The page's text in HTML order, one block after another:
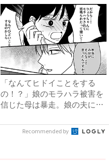
「なんてヒドイことをする
の！？」娘のモラハラ被害を
信じた母は暴走。娘の夫に電
Recommended by